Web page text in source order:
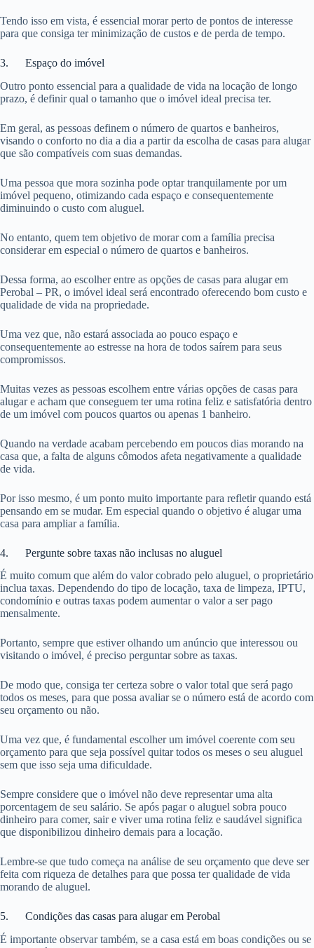
Tendo isso em vista, é essencial morar perto de pontos de interesse
para que consiga ter minimização de custos e de perda de tempo.
3. Espaço do imóvel
Outro ponto essencial para a qualidade de vida na locação de longo
prazo, é definir qual o tamanho que o imóvel ideal precisa ter.
Em geral, as pessoas definem o número de quartos e banheiros,
visando o conforto no dia a dia a partir da escolha de casas para alugar
que são compatíveis com suas demandas.
Uma pessoa que mora sozinha pode optar tranquilamente por um
imóvel pequeno, otimizando cada espaço e consequentemente
diminuindo o custo com aluguel.
No entanto, quem tem objetivo de morar com a família precisa
considerar em especial o número de quartos e banheiros.
Dessa forma, ao escolher entre as opções de casas para alugar em
Perobal – PR, o imóvel ideal será encontrado oferecendo bom custo e
qualidade de vida na propriedade.
Uma vez que, não estará associada ao pouco espaço e
consequentemente ao estresse na hora de todos saírem para seus
compromissos.
Muitas vezes as pessoas escolhem entre várias opções de casas para
alugar e acham que conseguem ter uma rotina feliz e satisfatória dentro
de um imóvel com poucos quartos ou apenas 1 banheiro.
Quando na verdade acabam percebendo em poucos dias morando na
casa que, a falta de alguns cômodos afeta negativamente a qualidade
de vida.
Por isso mesmo, é um ponto muito importante para refletir quando está
pensando em se mudar. Em especial quando o objetivo é alugar uma
casa para ampliar a família.
4. Pergunte sobre taxas não inclusas no aluguel
É muito comum que além do valor cobrado pelo aluguel, o proprietário
inclua taxas. Dependendo do tipo de locação, taxa de limpeza, IPTU,
condomínio e outras taxas podem aumentar o valor a ser pago
mensalmente.
Portanto, sempre que estiver olhando um anúncio que interessou ou
visitando o imóvel, é preciso perguntar sobre as taxas.
De modo que, consiga ter certeza sobre o valor total que será pago
todos os meses, para que possa avaliar se o número está de acordo com
seu orçamento ou não.
Uma vez que, é fundamental escolher um imóvel coerente com seu
orçamento para que seja possível quitar todos os meses o seu aluguel
sem que isso seja uma dificuldade.
Sempre considere que o imóvel não deve representar uma alta
porcentagem de seu salário. Se após pagar o aluguel sobra pouco
dinheiro para comer, sair e viver uma rotina feliz e saudável significa
que disponibilizou dinheiro demais para a locação.
Lembre-se que tudo começa na análise de seu orçamento que deve ser
feita com riqueza de detalhes para que possa ter qualidade de vida
morando de aluguel.
5. Condições das casas para alugar em Perobal
É importante observar também, se a casa está em boas condições ou se